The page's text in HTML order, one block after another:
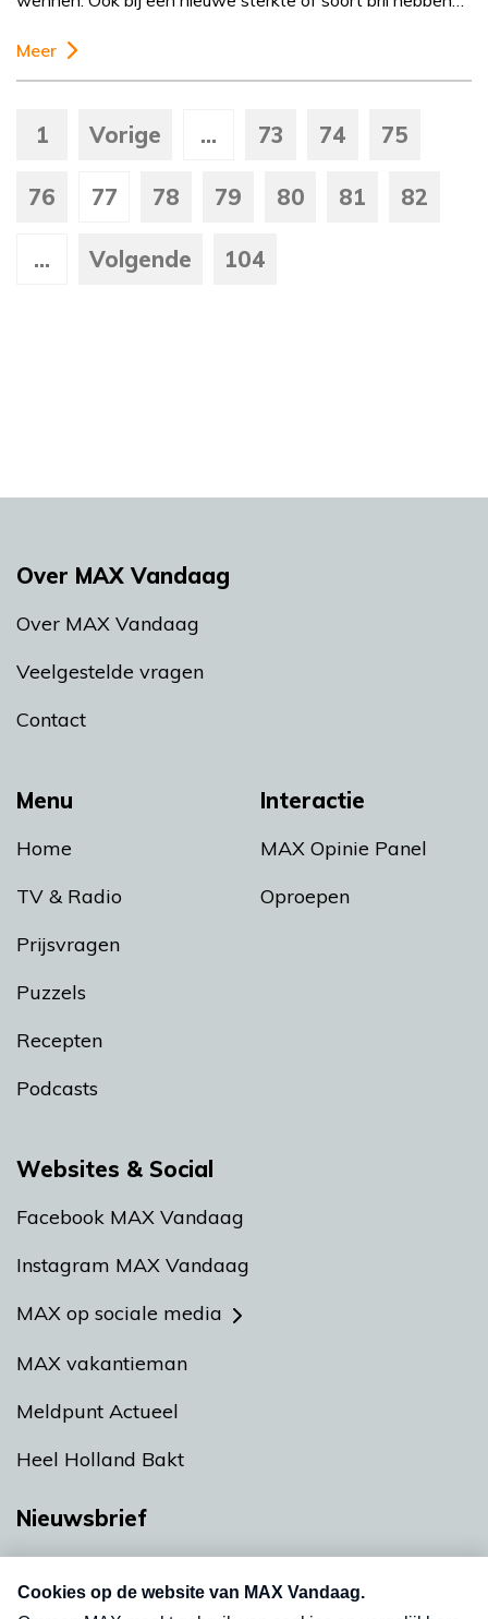
Meer
1 Vorige ... 73 74 75
76 77 78 79 80 81 82
... Volgende 104
Menu
Home
TV & Radio
Prijsvragen
Puzzels
Recepten
Podcasts
Interactie
MAX Opinie Panel
Oproepen
Over MAX Vandaag
Over MAX Vandaag
Veelgestelde vragen
Contact
Websites & Social
Facebook MAX Vandaag
Instagram MAX Vandaag
MAX op sociale media
MAX vakantieman
Meldpunt Actueel
Heel Holland Bakt
Nieuwsbrief
nieuwsbrief. Elke vrijdag- en dinsdagochtend in